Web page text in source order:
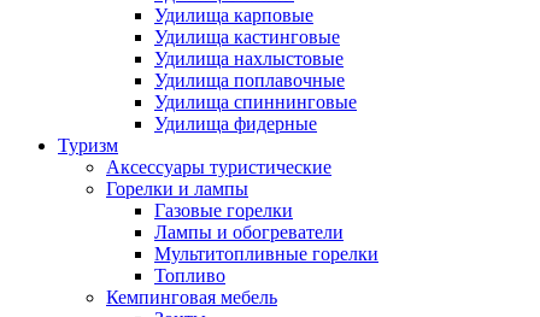
Удилища карповые
Удилища кастинговые
Удилища нахлыстовые
Удилища поплавочные
Удилища спиннинговые
Удилища фидерные
Туризм
Аксессуары туристические
Горелки и лампы
Газовые горелки
Лампы и обогреватели
Мультитопливные горелки
Топливо
Кемпинговая мебель